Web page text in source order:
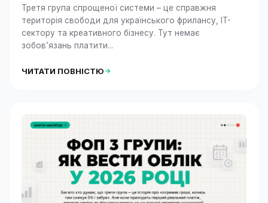
Третя група спрощеної системи – це справжня
територія свободи для українського фрилансу, IT-
сектору та креативного бізнесу. Тут немає
зобов’язань платити...
ЧИТАТИ ПОВНІСТЮ